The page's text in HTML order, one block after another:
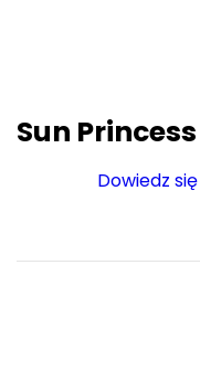
Sun Princess
Dowiedz